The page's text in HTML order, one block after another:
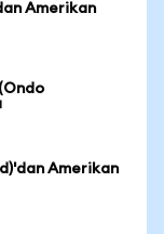
Amerikan
Amerikan